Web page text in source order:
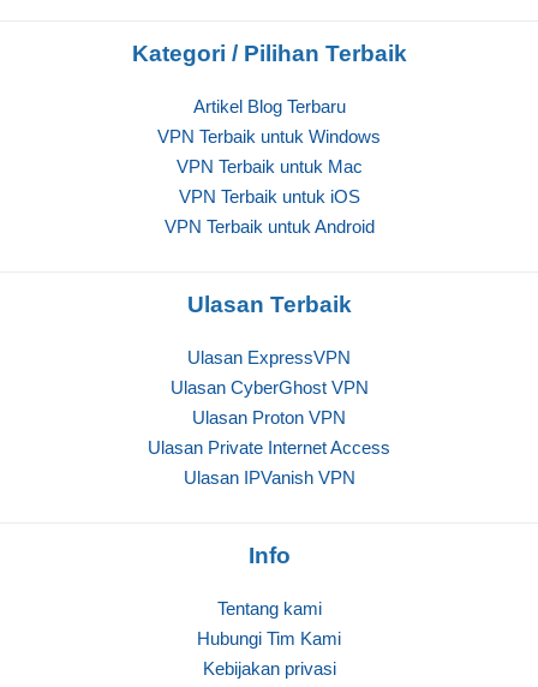
Kategori / Pilihan Terbaik
Artikel Blog Terbaru
VPN Terbaik untuk Windows
VPN Terbaik untuk Mac
VPN Terbaik untuk iOS
VPN Terbaik untuk Android
Ulasan Terbaik
Ulasan ExpressVPN
Ulasan CyberGhost VPN
Ulasan Proton VPN
Ulasan Private Internet Access
Ulasan IPVanish VPN
Info
Tentang kami
Hubungi Tim Kami
Kebijakan privasi